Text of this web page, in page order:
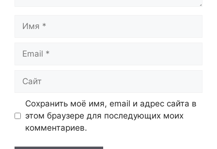
Имя
Email
Сайт
Сохранить моё имя, email и адрес сайта в
этом браузере для последующих моих
комментариев.